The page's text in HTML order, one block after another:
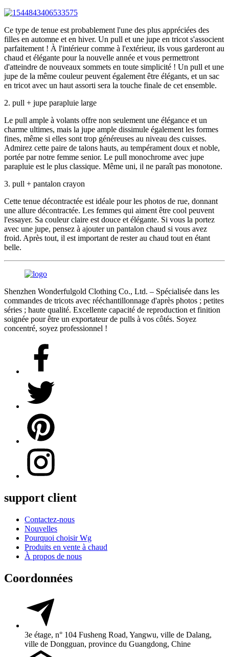
Ce type de tenue est probablement l'une des plus appréciées des
filles en automne et en hiver. Un pull et une jupe en tricot s'associent
parfaitement ! À l'intérieur comme à l'extérieur, ils vous garderont au
chaud et élégante pour la nouvelle année et vous permettront
d'atteindre de nouveaux sommets en toute simplicité ! Un pull et une
jupe de la même couleur peuvent également être élégants, et un sac
en tricot avec un haut assorti sera la touche finale de cet ensemble.
2. pull + jupe parapluie large
Le pull ample à volants offre non seulement une élégance et un
charme ultimes, mais la jupe ample dissimule également les formes
fines, même si elles sont trop généreuses au niveau des cuisses.
Admirez cette paire de talons hauts, au tempérament doux et noble,
portée par notre femme senior. Le pull monochrome avec jupe
parapluie est le plus classique. Même uni, il ne paraît pas monotone.
3. pull + pantalon crayon
Cette tenue décontractée est idéale pour les photos de rue, donnant
une allure décontractée. Les femmes qui aiment être cool peuvent
l'essayer. Sa couleur claire est douce et élégante. Si vous la portez
avec une jupe, pensez à ajouter un pantalon chaud si vous avez
froid. Après tout, il est important de rester au chaud tout en étant
belle.
Shenzhen Wonderfulgold Clothing Co., Ltd. – Spécialisée dans les
commandes de tricots avec rééchantillonnage d'après photos ; petites
séries ; haute qualité. Excellente capacité de reproduction et finition
soignée pour être un exportateur de pulls à vos côtés. Soyez
concentré, soyez professionnel !
support client
Contactez-nous
Nouvelles
Pourquoi choisir Wg
Produits en vente à chaud
À propos de nous
Coordonnées
3e étage, n° 104 Fusheng Road, Yangwu, ville de Dalang,
ville de Dongguan, province du Guangdong, Chine